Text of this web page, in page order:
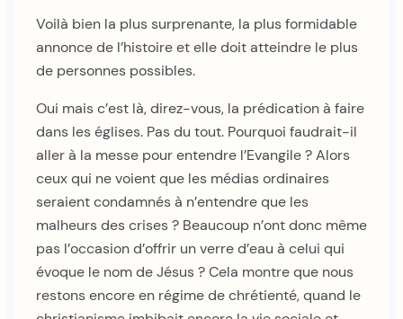
Voilà bien la plus surprenante, la plus formidable
annonce de l’histoire et elle doit atteindre le plus
de personnes possibles.
Oui mais c’est là, direz-vous, la prédication à faire
dans les églises. Pas du tout. Pourquoi faudrait-il
aller à la messe pour entendre l’Evangile ? Alors
ceux qui ne voient que les médias ordinaires
seraient condamnés à n’entendre que les
malheurs des crises ? Beaucoup n’ont donc même
pas l’occasion d’offrir un verre d’eau à celui qui
évoque le nom de Jésus ? Cela montre que nous
restons encore en régime de chrétienté, quand le